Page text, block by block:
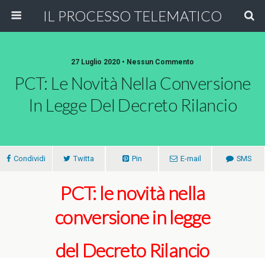
IL PROCESSO TELEMATICO
27 Luglio 2020 • Nessun Commento
PCT: Le Novità Nella Conversione
In Legge Del Decreto Rilancio
Condividi Twitta Pin E-mail SMS
PCT: le novità nella
conversione in legge
del Decreto Rilancio